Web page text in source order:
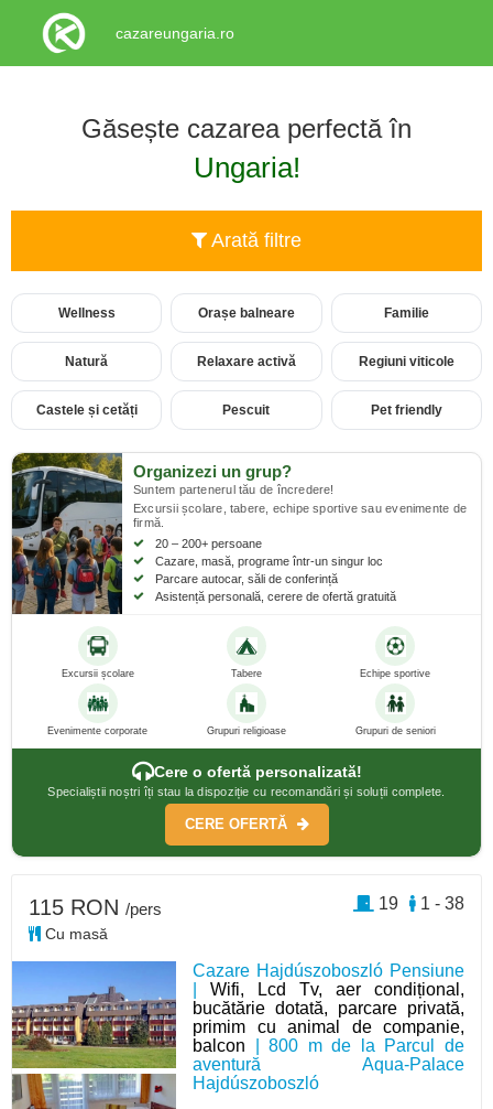
Găsește cazarea perfectă în
Ungaria!
Arată filtre
Wellness Orașe balneare Familie
Natură Relaxare activă Regiuni viticole
Castele și cetăți Pescuit Pet friendly
Organizezi un grup?
Suntem partenerul tău de încredere!
Excursii școlare, tabere, echipe sportive sau evenimente de
firmă.
20 – 200+ persoane
Cazare, masă, programe într-un singur loc
Parcare autocar, săli de conferință
Asistență personală, cerere de ofertă gratuită
Excursii școlare Tabere Echipe sportive
Evenimente corporate Grupuri religioase Grupuri de seniori
Cere o ofertă personalizată!
Specialiștii noștri îți stau la dispoziție cu recomandări și soluții complete.
CERE OFERTĂ
Cazare Hajdúszoboszló Pensiune
|Wifi, Lcd Tv, aer condițional,
bucătărie dotată, parcare privată,
primim cu animal de companie,
balcon | 800 m de la Parcul de
aventură Aqua-Palace
Hajdúszoboszló
115 RON /pers
Cu masă
1 - 38
19
cazareungaria.ro